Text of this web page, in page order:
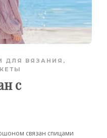
ДЛЯ ВЯЗАНИЯ ,
с
связан спицами